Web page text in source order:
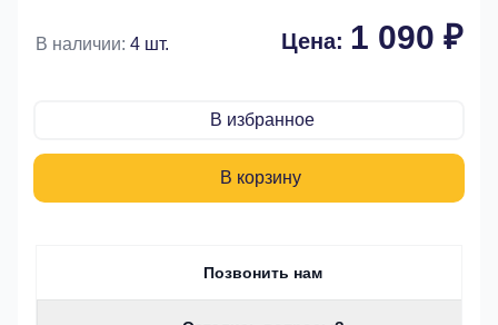
В наличии: 4 шт. Цена: 1 090 ₽
В избранное
В корзину
Позвонить нам